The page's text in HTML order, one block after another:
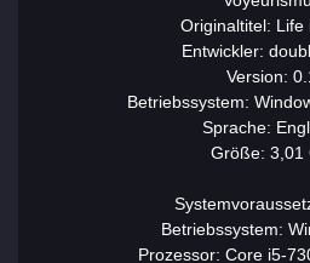
Originaltitel: Life
Entwickler:
Version:
Betriebssystem:
Sprache:
Größe: 3,01
Betriebssystem:
Prozessor: Core i5-